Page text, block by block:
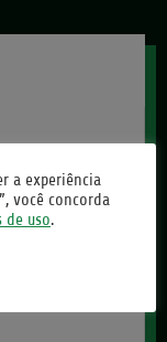
plataforma
local você
exclusiva do
a experiência
você concorda
de uso.